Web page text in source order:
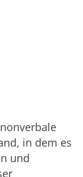
in dem es
und